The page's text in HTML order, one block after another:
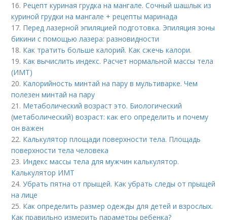
16. Рецепт куриная грудка на мангале. Сочный шашлык из
куриной грудки на мангале + рецепты маринада
17. Перед лазерной эпиляцией подготовка. Эпиляция зоны
бикини с помощью лазера: разновидности
18. Как тратить больше калорий. Как сжечь калори.
19. Как вычислить индекс. Расчет нормальной массы тела
(ИМТ)
20. Калорийность минтай на пару в мультиварке. Чем
полезен минтай на пару
21. Метаболический возраст это. Биологический
(метаболический) возраст: как его определить и почему
он важен
22. Калькулятор площади поверхности тела. Площадь
поверхности тела человека
23. Индекс массы тела для мужчин калькулятор.
Калькулятор ИМТ
24.Убрать пятна от прыщей. Как убрать следы от прыщей
на лице
25. Как определить размер одежды для детей и взрослых.
Как правильно измерить параметры ребенка?